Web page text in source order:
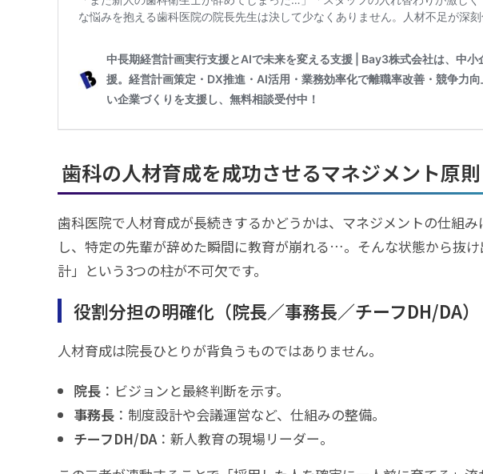
歯科の人材育成を成功させるマネジメント原則
歯科医院で人材育成が長続きするかどうかは、マネジメントの仕組
し、特定の先輩が辞めた瞬間に教育が崩れる…。そんな状態から抜
計」という3つの柱が不可欠です。
役割分担の明確化（院長／事務長／チーフDH/DA）
人材育成は院長ひとりが背負うものではありません。
院長 ：ビジョンと最終判断を示す。
事務長 ：制度設計や会議運営など、仕組みの整備。
チーフDH/DA ：新人教育の現場リーダー。